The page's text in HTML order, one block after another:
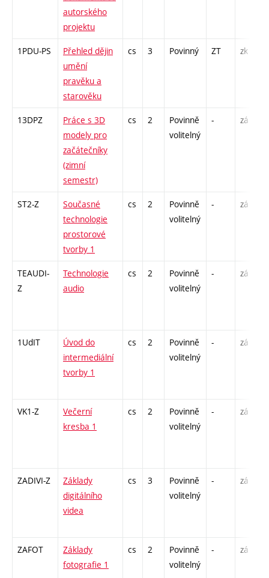
autorského
projektu
1PDU-PS
Přehled dějin
umění
pravěku a
starověku
cs 3 Povinný ZT zk
13DPZ
Práce s 3D
modely pro
začátečníky
(zimní
semestr)
cs 2
Povinně
volitelný
- zá
ST2-Z
Současné
technologie
prostorové
tvorby 1
cs 2
Povinně
volitelný
- zá
TEAUDI-
Z
Technologie
audio
cs 2
Povinně
volitelný
- zá
1UdIT
Úvod do
intermediální
tvorby 1
cs 2
Povinně
volitelný
- zá
VK1-Z
Večerní
kresba 1
cs 2
Povinně
volitelný
- zá
ZADIVI-Z
Základy
digitálního
videa
cs 3
Povinně
volitelný
- zá
ZAFOT
Základy
fotografie 1
cs 2
Povinně
volitelný
- zá